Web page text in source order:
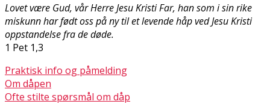
Lovet være Gud, vår Herre Jesu Kristi Far, han som i sin rike
miskunn har født oss på ny til et levende håp ved Jesu Kristi
oppstandelse fra de døde.
1 Pet 1,3
Praktisk info og påmelding
Om dåpen
Ofte stilte spørsmål om dåp